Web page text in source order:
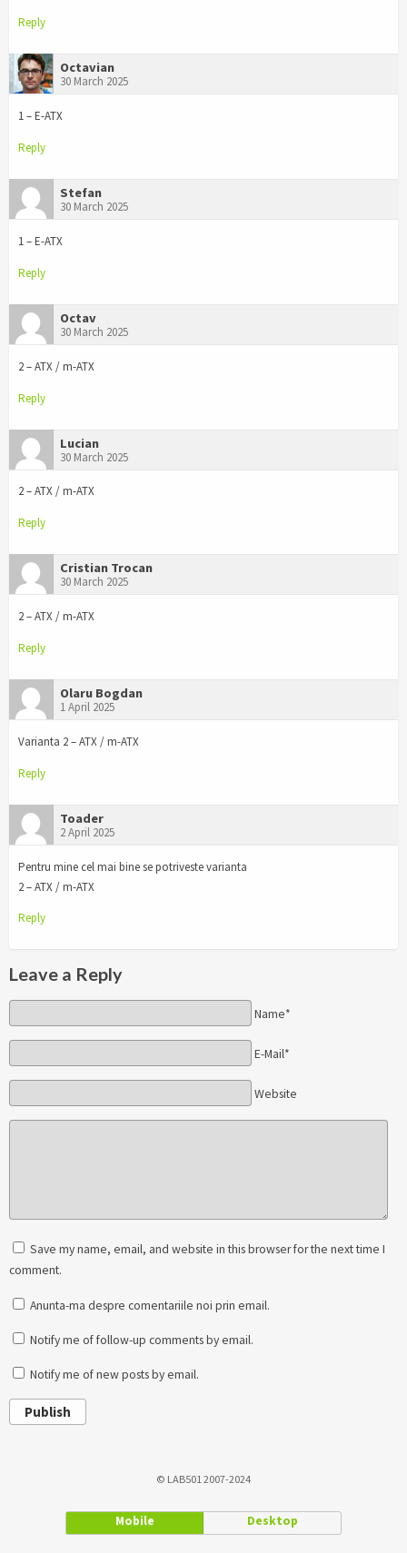
Reply
Octavian
30 March 2025
1 – E-ATX
Reply
Stefan
30 March 2025
1 – E-ATX
Reply
Octav
30 March 2025
2 – ATX / m-ATX
Reply
Lucian
30 March 2025
2 – ATX / m-ATX
Reply
Cristian Trocan
30 March 2025
2 – ATX / m-ATX
Reply
Olaru Bogdan
1 April 2025
Varianta 2 – ATX / m-ATX
Reply
Toader
2 April 2025
Pentru mine cel mai bine se potriveste varianta
2 – ATX / m-ATX
Reply
Leave a Reply
Name*
E-Mail*
Website
Save my name, email, and website in this browser for the next time I
comment.
Anunta-ma despre comentariile noi prin email.
Notify me of follow-up comments by email.
Notify me of new posts by email.
Publish
© LAB501 2007-2024
Mobile Desktop